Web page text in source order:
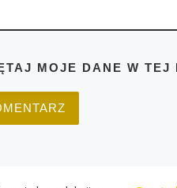
MOJE DANE W TEJ